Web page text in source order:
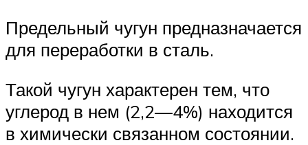
Предельный чугун предназначается
для переработки в сталь.
Такой чугун характерен тем, что
углерод в нем (2,2—4%) находится
в химически связанном состоянии.